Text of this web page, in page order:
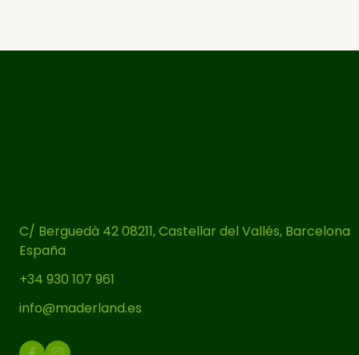
C/ Berguedà 42 08211, Castellar del Vallés, Barcelona
España
+34 930 107 961
info@maderland.es